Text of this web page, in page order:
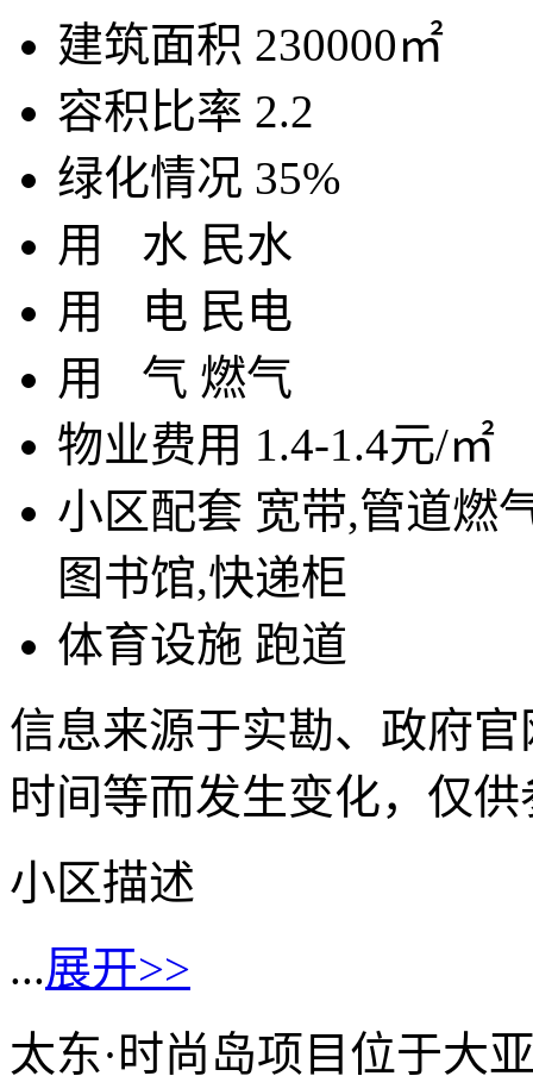
建筑面积 230000㎡
容积比率 2.2
绿化情况 35%
用 水 民水
用
电 民电
用 气 燃气
物业费用 1.4-1.4元/㎡
小区配套 宽带,管道燃
图书馆,快递柜
体育设施 跑道
信息来源于实勘、政府
时间等而发生变化，仅
小区描述
...展开>>
太东·时尚岛项目位于大